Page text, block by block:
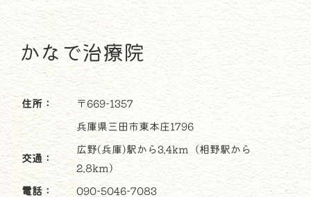
かなで治療院
住所： 〒669-1357
兵庫県三田市東本庄1796
交通：
広野(兵庫)駅から3.4km（相野駅から
2.8km）
電話： 090-5046-7083